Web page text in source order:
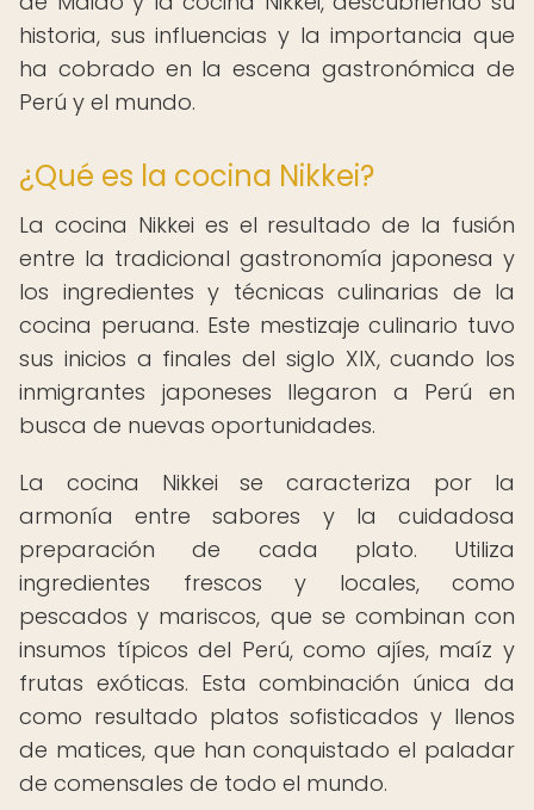
historia, sus influencias y la importancia que
ha cobrado en la escena gastronómica de
Perú y el mundo.
¿Qué es la cocina Nikkei?
La cocina Nikkei es el resultado de la fusión
entre la tradicional gastronomía japonesa y
los ingredientes y técnicas culinarias de la
cocina peruana. Este mestizaje culinario tuvo
sus inicios a finales del siglo XIX, cuando los
inmigrantes japoneses llegaron a Perú en
busca de nuevas oportunidades.
La cocina Nikkei se caracteriza por la
armonía entre sabores y la cuidadosa
preparación de cada plato. Utiliza
ingredientes frescos y locales, como
pescados y mariscos, que se combinan con
insumos típicos del Perú, como ajíes, maíz y
frutas exóticas. Esta combinación única da
como resultado platos sofisticados y llenos
de matices, que han conquistado el paladar
de comensales de todo el mundo.